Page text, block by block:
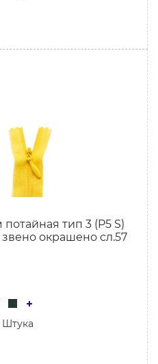
тип 3 (P5 S)
окрашено сл.57
Штука